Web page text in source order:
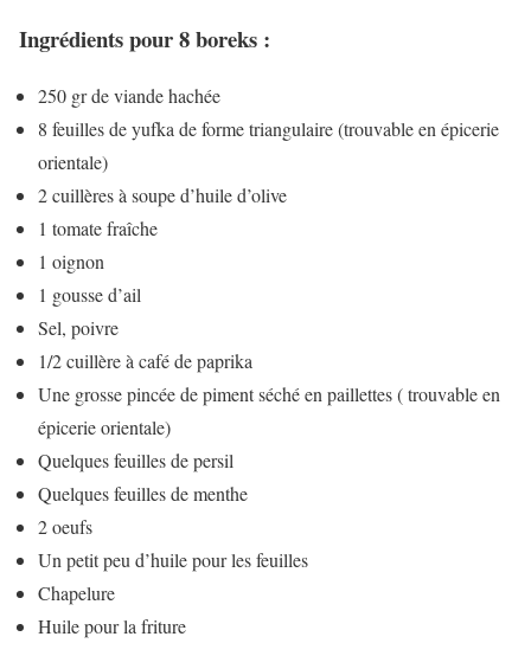
Ingrédients pour 8 boreks :
250 gr de viande hachée
8 feuilles de yufka de forme triangulaire (trouvable en épicerie
orientale)
2 cuillères à soupe d’huile d’olive
1 tomate fraîche
1 oignon
1 gousse d’ail
Sel, poivre
1/2 cuillère à café de paprika
Une grosse pincée de piment séché en paillettes ( trouvable en
épicerie orientale)
Quelques feuilles de persil
Quelques feuilles de menthe
2 oeufs
Un petit peu d’huile pour les feuilles
Chapelure
Huile pour la friture